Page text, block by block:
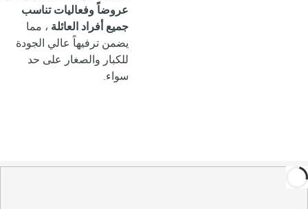
عروضاً وفعاليات تناسب
جميع أفراد العائلة ، مما
يضمن ترفيهاً عالي الجودة
للكبار والصغار على حد
سواء.